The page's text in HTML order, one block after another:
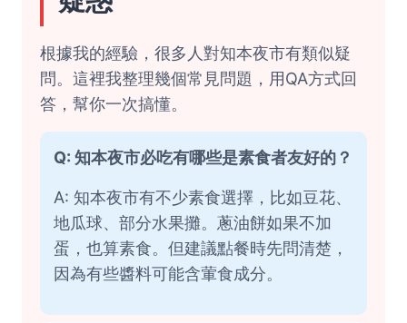
根據我的經驗，很多人對知本夜市有類似疑
問。這裡我整理幾個常見問題，用QA方式回
答，幫你一次搞懂。
Q: 知本夜市必吃有哪些是素食者友好的？
A: 知本夜市有不少素食選擇，比如豆花、
地瓜球、部分水果攤。蔥油餅如果不加
蛋，也算素食。但建議點餐時先問清楚，
因為有些醬料可能含葷食成分。